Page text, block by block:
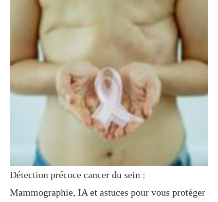
Détection précoce cancer du sein :
Mammographie, IA et astuces pour vous protéger